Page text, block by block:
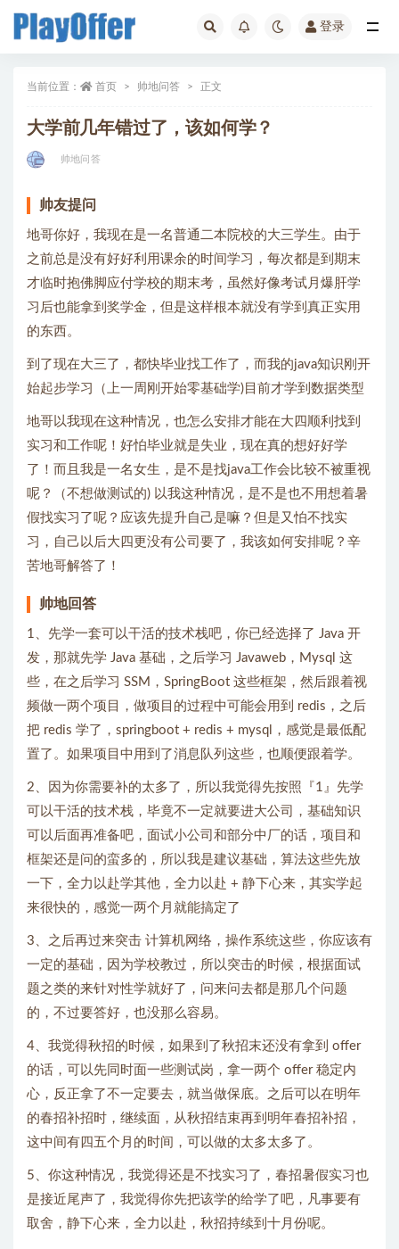
登录
当前位置： 首页 帅地问答 正文
大学前几年错过了，该如何学？
帅地问答
帅友提问
地哥你好，我现在是一名普通二本院校的大三学生。由于
之前总是没有好好利用课余的时间学习，每次都是到期末
才临时抱佛脚应付学校的期末考，虽然好像考试月爆肝学
习后也能拿到奖学金，但是这样根本就没有学到真正实用
的东西。
到了现在大三了，都快毕业找工作了，而我的java知识刚开
始起步学习（上一周刚开始零基础学)目前才学到数据类型
地哥以我现在这种情况，也怎么安排才能在大四顺利找到
实习和工作呢！好怕毕业就是失业，现在真的想好好学
了！而且我是一名女生，是不是找java工作会比较不被重视
呢？（不想做测试的) 以我这种情况，是不是也不用想着暑
假找实习了呢？应该先提升自己是嘛？但是又怕不找实
习，自己以后大四更没有公司要了，我该如何安排呢？辛
苦地哥解答了！
帅地回答
1、先学一套可以干活的技术栈吧，你已经选择了 Java 开
发，那就先学 Java 基础，之后学习 Javaweb，Mysql 这
些，在之后学习 SSM，SpringBoot 这些框架，然后跟着视
频做一两个项目，做项目的过程中可能会用到 redis，之后
把 redis 学了，springboot + redis + mysql，感觉是最低配
置了。如果项目中用到了消息队列这些，也顺便跟着学。
2、因为你需要补的太多了，所以我觉得先按照『1』先学
可以干活的技术栈，毕竟不一定就要进大公司，基础知识
可以后面再准备吧，面试小公司和部分中厂的话，项目和
框架还是问的蛮多的，所以我是建议基础，算法这些先放
一下，全力以赴学其他，全力以赴 + 静下心来，其实学起
来很快的，感觉一两个月就能搞定了
3、之后再过来突击 计算机网络，操作系统这些，你应该有
一定的基础，因为学校教过，所以突击的时候，根据面试
题之类的来针对性学就好了，问来问去都是那几个问题
的，不过要答好，也没那么容易。
4、我觉得秋招的时候，如果到了秋招末还没有拿到 offer
的话，可以先同时面一些测试岗，拿一两个 offer 稳定内
心，反正拿了不一定要去，就当做保底。之后可以在明年
的春招补招时，继续面，从秋招结束再到明年春招补招，
这中间有四五个月的时间，可以做的太多太多了。
5、你这种情况，我觉得还是不找实习了，春招暑假实习也
是接近尾声了，我觉得你先把该学的给学了吧，凡事要有
取舍，静下心来，全力以赴，秋招持续到十月份呢。